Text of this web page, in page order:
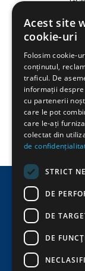
În
În
Acest site
cookie-uri
Folosim cookie-
conținutul,
traficul. De
informații
cu partenerii
care le pot
care le-ați
colectat din
de
STRICT
DE
DE
DE